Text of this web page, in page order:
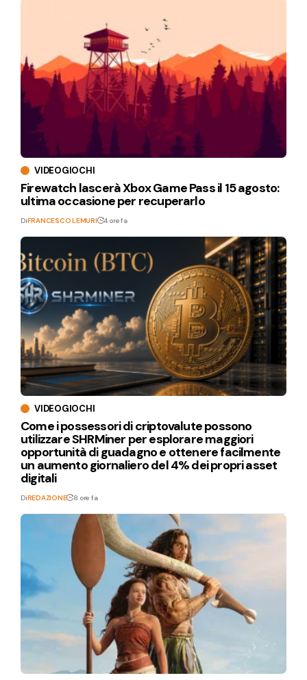
VIDEOGIOCHI
Firewatch lascerà Xbox Game Pass il 15 agosto:
ultima occasione per recuperarlo
DiFRANCESCO LEMURI 4 ore fa
VIDEOGIOCHI
Come i possessori di criptovalute possono
utilizzare SHRMiner per esplorare maggiori
opportunità di guadagno e ottenere facilmente
un aumento giornaliero del 4% dei propri asset
digitali
DiREDAZIONE 8 ore fa